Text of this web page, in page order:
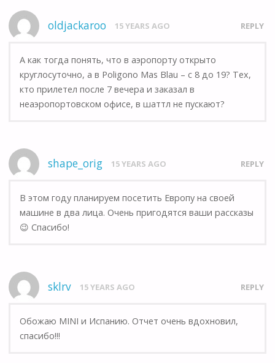
oldjackaroo 15 YEARS AGO REPLY
А как тогда понять, что в аэропорту открыто
круглосуточно, а в Poligono Mas Blau – с 8 до 19? Тех,
кто прилетел после 7 вечера и заказал в
неаэропортовском офисе, в шаттл не пускают?
shape_orig 15 YEARS AGO REPLY
В этом году планируем посетить Европу на своей
машине в два лица. Очень пригодятся ваши рассказы
😉 Спасибо!
sklrv 15 YEARS AGO REPLY
Обожаю MINI и Испанию. Отчет очень вдохновил,
спасибо!!!